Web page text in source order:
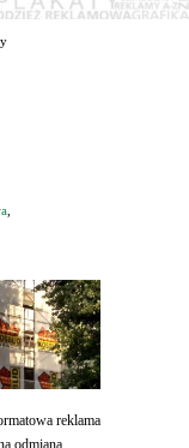
reklama
odmianą